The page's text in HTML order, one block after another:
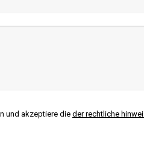
und akzeptiere dieder rechtliche
Festplatte installiert wird,